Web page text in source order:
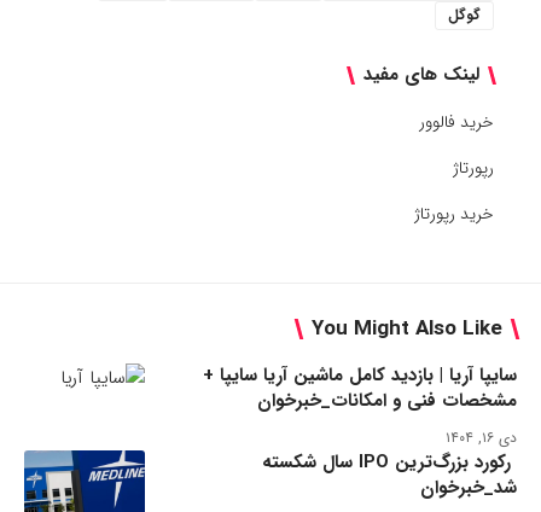
گوگل
لینک های مفید
خرید فالوور
رپورتاژ
خرید رپورتاژ
You Might Also Like
سایپا آریا | بازدید کامل ماشین آریا سایپا +
مشخصات فنی و امکانات_خبرخوان
دی ۱۶, ۱۴۰۴
رکورد بزرگ‌ترین IPO سال شکسته
شد_خبرخوان